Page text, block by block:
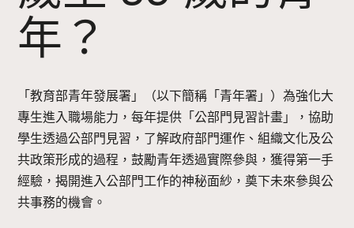
年？
「教育部青年發展署」（以下簡稱「青年署」）為強化大
專生進入職場能力，每年提供「公部門見習計畫」，協助
學生透過公部門見習，了解政府部門運作、組織文化及公
共政策形成的過程，鼓勵青年透過實際參與，獲得第一手
經驗，揭開進入公部門工作的神秘面紗，奠下未來參與公
共事務的機會。